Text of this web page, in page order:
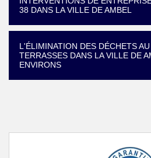
38 DANS LA VILLE DE AMBEL
L'ÉLIMINATION DES DÉCHETS
TERRASSES DANS LA VILLE DE
ENVIRONS